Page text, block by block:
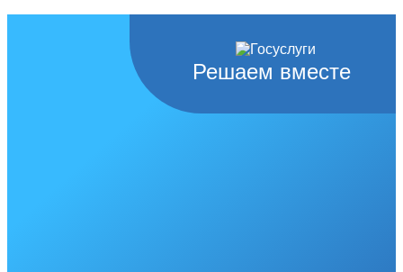
Решаем вместе